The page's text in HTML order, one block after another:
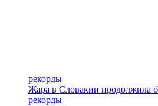
рекорды
Жара в Словакии продолжила
рекорды